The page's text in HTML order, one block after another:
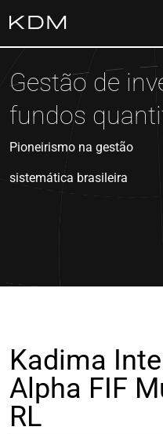
01
Home
02
Sobre
Cotas
04
Contato
Gestão de
fundos
Pioneirismo na gestão
sistemática brasileira
Kadima
Alpha FIF
RL